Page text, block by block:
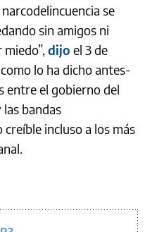
se
sin amigos ni
dijo el 3 de
lo ha dicho antes-
entre el gobierno del
las bandas
incluso a los más